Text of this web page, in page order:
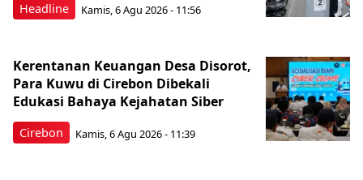
Headline Kamis, 6 Agu 2026 - 11:56
Cirebon
Kerentanan Keuangan Desa Disorot,
Para Kuwu di Cirebon Dibekali
Edukasi Bahaya Kejahatan Siber
Kamis, 6 Agu 2026 - 11:39